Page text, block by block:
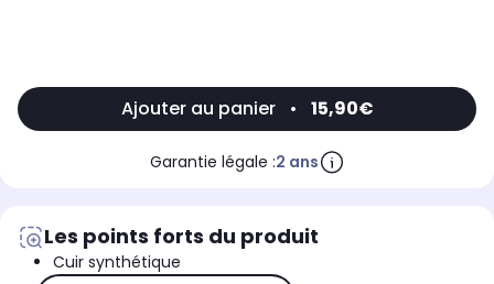
Ajouter au panier • 15,90€
Garantie légale :2 ans
Les points forts du produit
Cuir synthétique